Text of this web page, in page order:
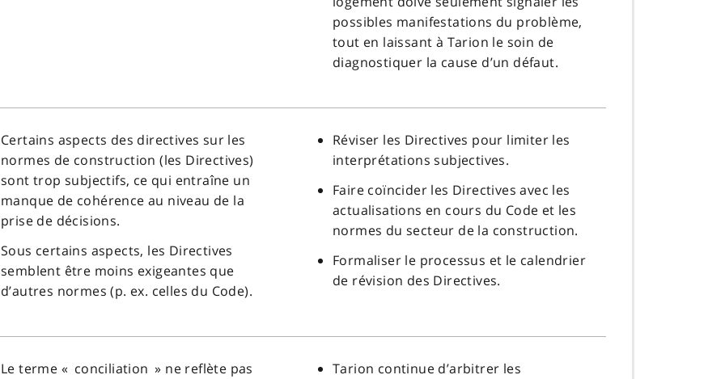
possibles manifestations du problème,
tout en laissant à Tarion le soin de
diagnostiquer la cause d’un défaut.
Certains aspects des directives sur les
normes de construction (les Directives)
sont trop subjectifs, ce qui entraîne un
manque de cohérence au niveau de la
prise de décisions.
Sous certains aspects, les Directives
semblent être moins exigeantes que
d’autres normes (p. ex. celles du Code).
Réviser les Directives pour limiter les
interprétations subjectives.
Faire coïncider les Directives avec les
actualisations en cours du Code et les
normes du secteur de la construction.
Formaliser le processus et le calendrier
de révision des Directives.
Le terme « conciliation » ne reflète pas
Tarion continue d’arbitrer les